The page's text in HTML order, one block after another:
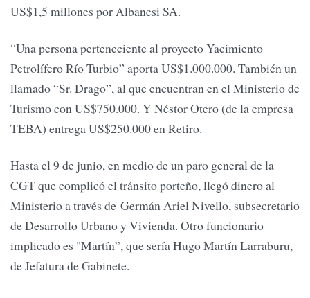
US$1,5 millones por Albanesi SA.
“Una persona perteneciente al proyecto Yacimiento
Petrolífero Río Turbio” aporta US$1.000.000. También un
llamado “Sr. Drago”, al que encuentran en el Ministerio de
Turismo con US$750.000. Y Néstor Otero (de la empresa
TEBA) entrega US$250.000 en Retiro.
Hasta el 9 de junio, en medio de un paro general de la
CGT que complicó el tránsito porteño, llegó dinero al
Ministerio a través de Germán Ariel Nivello, subsecretario
de Desarrollo Urbano y Vivienda. Otro funcionario
implicado es "Martín”, que sería Hugo Martín Larraburu,
de Jefatura de Gabinete.